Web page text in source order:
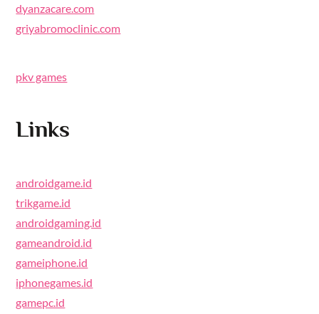
dyanzacare.com
griyabromoclinic.com
pkv games
Links
androidgame.id
trikgame.id
androidgaming.id
gameandroid.id
gameiphone.id
iphonegames.id
gamepc.id